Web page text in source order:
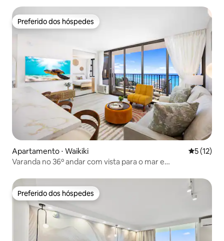
Preferido dos hóspedes
Preferido dos hóspedes
Apartamento ⋅ Waikiki 5 de uma
5 (12)
Varanda no 36º andar com vista para o mar e
Preferido dos hóspedes
Preferido dos hóspedes